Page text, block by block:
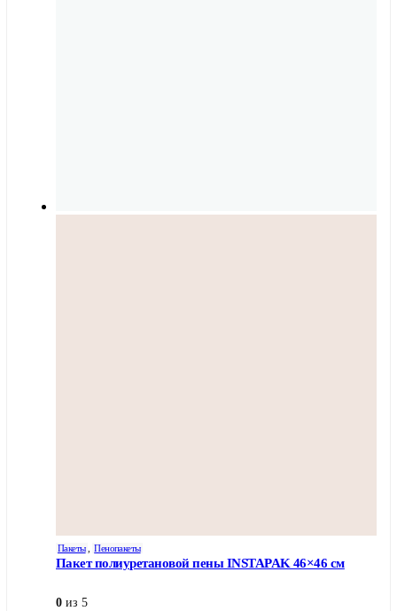
Пакеты, Пенопакеты
Пакет полиуретановой пены INSTAPAK 46×46 см
0 из 5